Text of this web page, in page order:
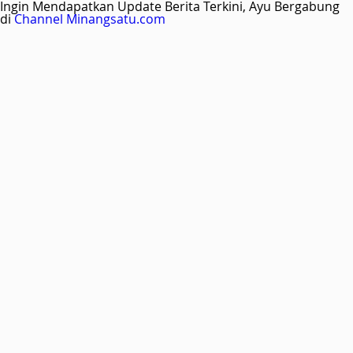
Ingin Mendapatkan Update Berita Terkini, Ayu Bergabung
diChannel Minangsatu.com